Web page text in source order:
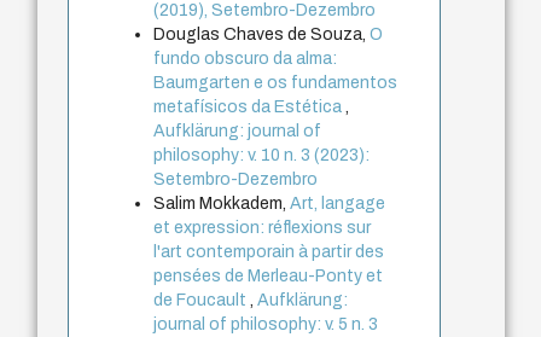
(2019), Setembro-Dezembro
Douglas Chaves de Souza,O
fundo obscuro da alma:
Baumgarten e os fundamentos
metafísicos da Estética,
Aufklärung: journal of
philosophy: v. 10 n. 3 (2023):
Setembro-Dezembro
Salim Mokkadem,Art, langage
et expression: réflexions sur
l'art contemporain à partir des
pensées de Merleau-Ponty et
de Foucault,Aufklärung:
journal of philosophy: v. 5 n. 3